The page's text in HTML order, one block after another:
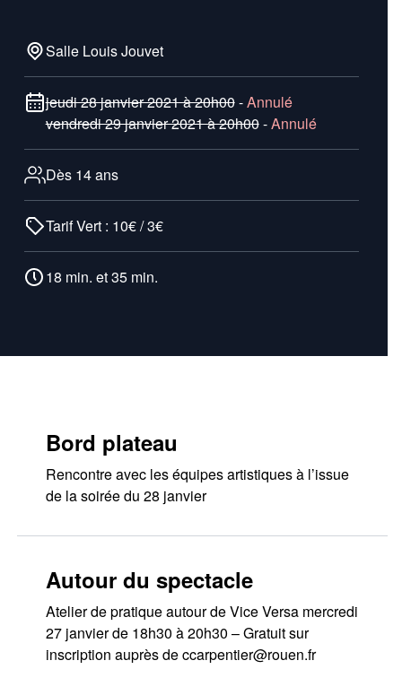
Salle Louis Jouvet
jeudi 28 janvier 2021 à 20h00-Annulé
vendredi 29 janvier 2021 à 20h00-Annulé
Dès 14 ans
Tarif Vert : 10€ / 3€
18 min. et 35 min.
Bord plateau
Rencontre avec les équipes artistiques à l’issue
de la soirée du 28 janvier
Autour du spectacle
Atelier de pratique autour de Vice Versa mercredi
27 janvier de 18h30 à 20h30 – Gratuit sur
inscription auprès de ccarpentier@rouen.fr